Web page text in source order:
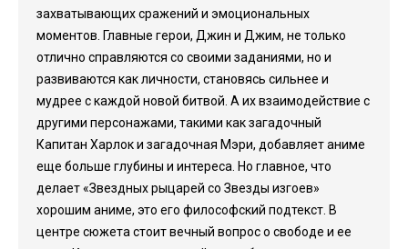
захватывающих сражений и эмоциональных
моментов. Главные герои, Джин и Джим, не только
отлично справляются со своими заданиями, но и
развиваются как личности, становясь сильнее и
мудрее с каждой новой битвой. А их взаимодействие с
другими персонажами, такими как загадочный
Капитан Харлок и загадочная Мэри, добавляет аниме
еще больше глубины и интереса. Но главное, что
делает «Звездных рыцарей со Звезды изгоев»
хорошим аниме, это его философский подтекст. В
центре сюжета стоит вечный вопрос о свободе и ее